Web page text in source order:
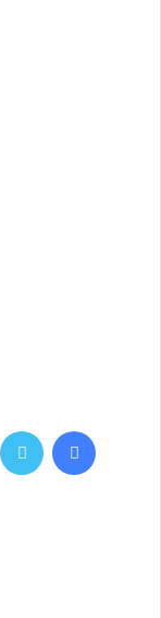
فيسبوك